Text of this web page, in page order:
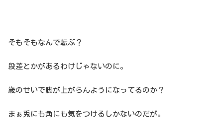
そもそもなんで転ぶ？
段差とかがあるわけじゃないのに。
歳のせいで脚が上がらんようになってるのか？
まぁ兎にも角にも気をつけるしかないのだが。